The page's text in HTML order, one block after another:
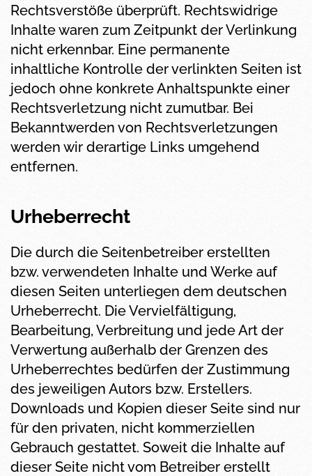
Rechtsverstöße überprüft. Rechtswidrige
Inhalte waren zum Zeitpunkt der Verlinkung
nicht erkennbar. Eine permanente
inhaltliche Kontrolle der verlinkten Seiten ist
jedoch ohne konkrete Anhaltspunkte einer
Rechtsverletzung nicht zumutbar. Bei
Bekanntwerden von Rechtsverletzungen
werden wir derartige Links umgehend
entfernen.
Urheberrecht
Die durch die Seitenbetreiber erstellten
bzw. verwendeten Inhalte und Werke auf
diesen Seiten unterliegen dem deutschen
Urheberrecht. Die Vervielfältigung,
Bearbeitung, Verbreitung und jede Art der
Verwertung außerhalb der Grenzen des
Urheberrechtes bedürfen der Zustimmung
des jeweiligen Autors bzw. Erstellers.
Downloads und Kopien dieser Seite sind nur
für den privaten, nicht kommerziellen
Gebrauch gestattet. Soweit die Inhalte auf
dieser Seite nicht vom Betreiber erstellt